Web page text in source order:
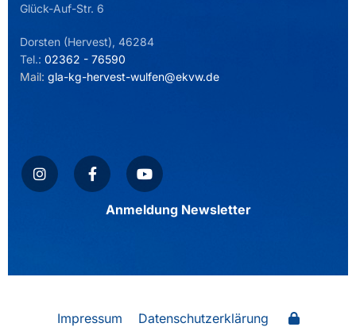
Glück-Auf-Str. 6
Dorsten (Hervest), 46284
Tel.: 02362 - 76590
Mail: gla-kg-hervest-wulfen@ekvw.de
Anmeldung Newsletter
Impressum Datenschutzerklärung